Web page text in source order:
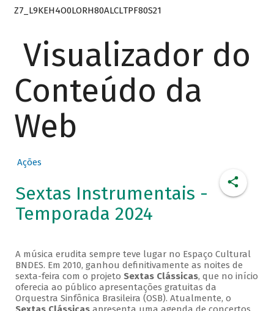
Z7_L9KEH4O0LORH80ALCLTPF80S21
Visualizador do
Conteúdo da
Web
Ações
Sextas Instrumentais -
Temporada 2024
A música erudita sempre teve lugar no Espaço Cultural
BNDES. Em 2010, ganhou definitivamente as noites de
sexta-feira com o projeto Sextas Clássicas, que no início
oferecia ao público apresentações gratuitas da
Orquestra Sinfônica Brasileira (OSB). Atualmente, o